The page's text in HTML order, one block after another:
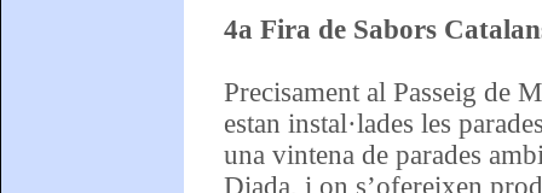
4a Fira de Sabors
Precisament al Passeig de
estan instal·lades les
una vintena de parades
Diada, i on s’ofereixen